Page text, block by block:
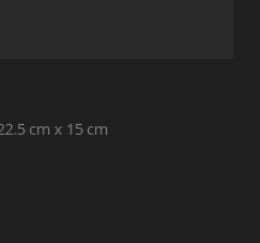
cm x 15 cm